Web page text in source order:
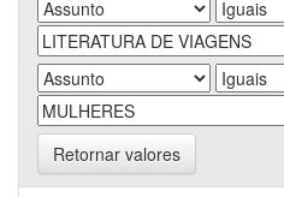
Retornar valores